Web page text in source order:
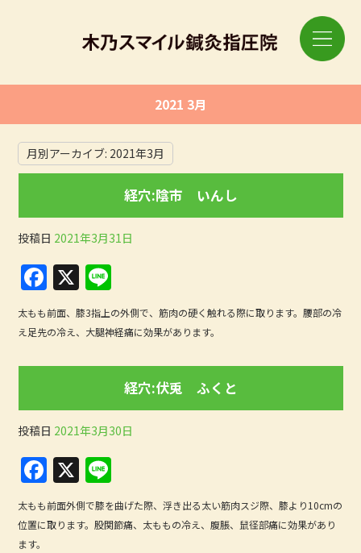
2021 3月
月別アーカイブ: 2021年3月
経穴:陰市 いんし
投稿日 2021年3月31日
F
a
c
o
o
k
X
n
e
太もも前面、膝3指上の外側で、筋肉の硬く触れる際に取ります。腰部の冷
え足先の冷え、大腿神経痛に効果があります。
経穴:伏兎 ふくと
投稿日 2021年3月30日
F
a
c
X
n
e
太もも前面外側で膝を曲げた際、浮き出る太い筋肉スジ際、膝より10cmの
位置に取ります。股関節痛、太ももの冷え、腹脹、鼠径部痛に効果があり
ます。